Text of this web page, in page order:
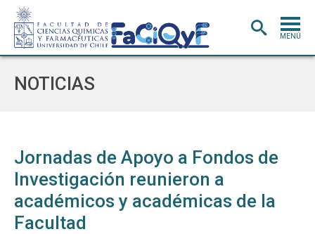
MENÚ
POSTGRADO
INVESTIGACIÓNE INNOVACIÓN
EXTENSIÓNY VINCULACIÓN
NOTICIAS
Jornadas de Apoyo a Fondos de
Investigación reunieron a
académicos y académicas de la
Facultad